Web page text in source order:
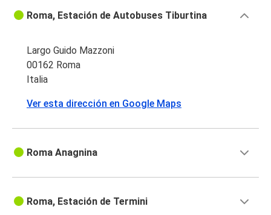
Roma, Estación de Autobuses Tiburtina
Largo Guido Mazzoni
00162 Roma
Italia
Ver esta dirección en Google Maps
Roma Anagnina
Roma, Estación de Termini